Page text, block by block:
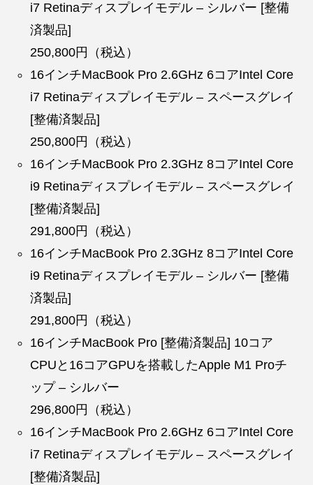
i7 Retinaディスプレイモデル – シルバー [整備
済製品]
250,800円（税込）
16インチMacBook Pro 2.6GHz 6コアIntel Core
i7 Retinaディスプレイモデル – スペースグレイ
[整備済製品]
250,800円（税込）
16インチMacBook Pro 2.3GHz 8コアIntel Core
i9 Retinaディスプレイモデル – スペースグレイ
[整備済製品]
291,800円（税込）
16インチMacBook Pro 2.3GHz 8コアIntel Core
i9 Retinaディスプレイモデル – シルバー [整備
済製品]
291,800円（税込）
16インチMacBook Pro [整備済製品] 10コア
CPUと16コアGPUを搭載したApple M1 Proチ
ップ – シルバー
296,800円（税込）
16インチMacBook Pro 2.6GHz 6コアIntel Core
i7 Retinaディスプレイモデル – スペースグレイ
[整備済製品]